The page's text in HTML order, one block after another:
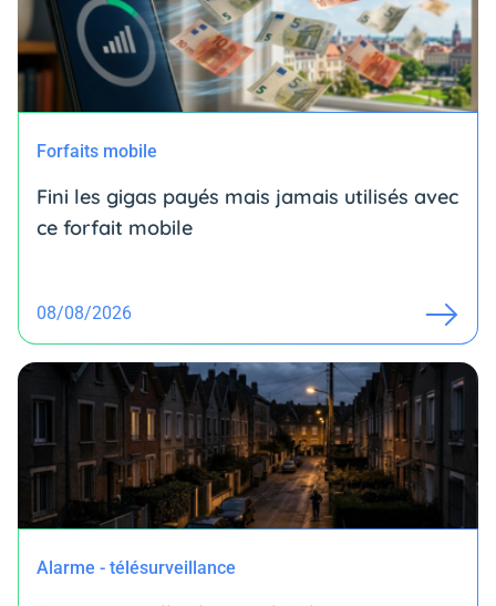
Forfaits mobile
Fini les gigas payés mais jamais utilisés avec
ce forfait mobile
08/08/2026
Alarme - télésurveillance